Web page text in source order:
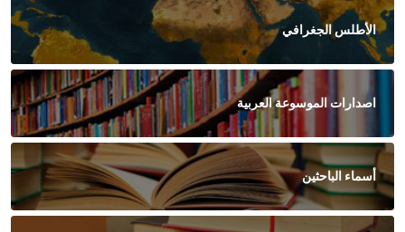
الأطلس الجغرافي
اصدارات الموسوعة العربية
أسماء الباحثين